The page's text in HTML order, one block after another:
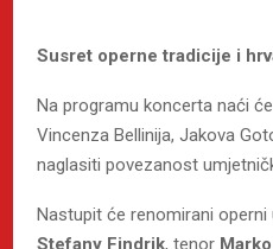
Susret operne tradicije i
Na programu koncerta naći
Vincenza Bellinija, Jakova
naglasiti povezanost
Nastupit će renomirani
Stefany Findrik, tenor